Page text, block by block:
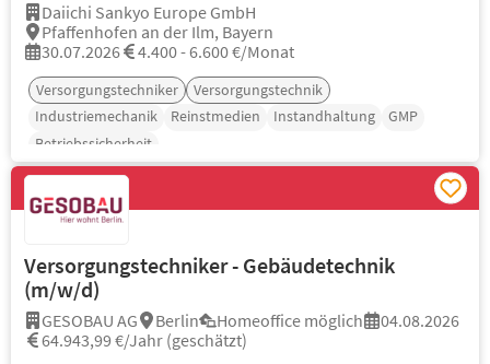
Daiichi Sankyo Europe GmbH
Pfaffenhofen an der Ilm, Bayern
30.07.2026
4.400 - 6.600 €/Monat
Versorgungstechniker
Versorgungstechnik
Industriemechanik
Reinstmedien Instandhaltung
GMP
Betriebssicherheit
Versorgungstechniker - Gebäudetechnik
(m/w/d)
GESOBAU AG Berlin Homeoffice möglich
04.08.2026
64.943,99 €/Jahr (geschätzt)